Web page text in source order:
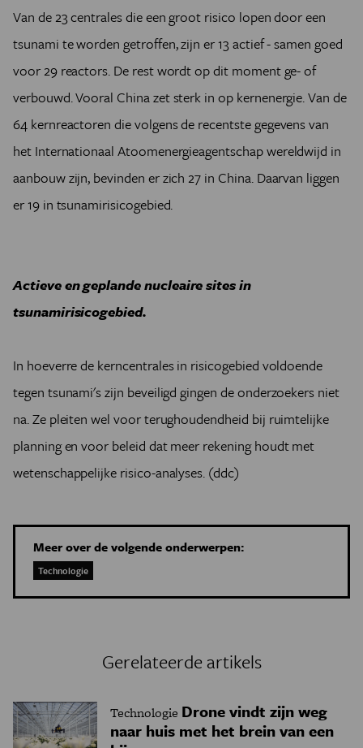
Van de 23 centrales die een groot risico lopen door een
tsunami te worden getroffen, zijn er 13 actief - samen goed
voor 29 reactors. De rest wordt op dit moment ge- of
verbouwd. Vooral China zet sterk in op kernenergie. Van de
64 kernreactoren die volgens de recentste gegevens van
het Internationaal Atoomenergieagentschap wereldwijd in
aanbouw zijn, bevinden er zich 27 in China. Daarvan liggen
er 19 in tsunamirisicogebied.
Actieve en geplande nucleaire sites in
tsunamirisicogebied.
In hoeverre de kerncentrales in risicogebied voldoende
tegen tsunami's zijn beveiligd gingen de onderzoekers niet
na. Ze pleiten wel voor terughoudendheid bij ruimtelijke
planning en voor beleid dat meer rekening houdt met
wetenschappelijke risico-analyses. (ddc)
Meer over de volgende onderwerpen:
Technologie
Gerelateerde artikels
Technologie Drone vindt zijn weg
naar huis met het brein van een